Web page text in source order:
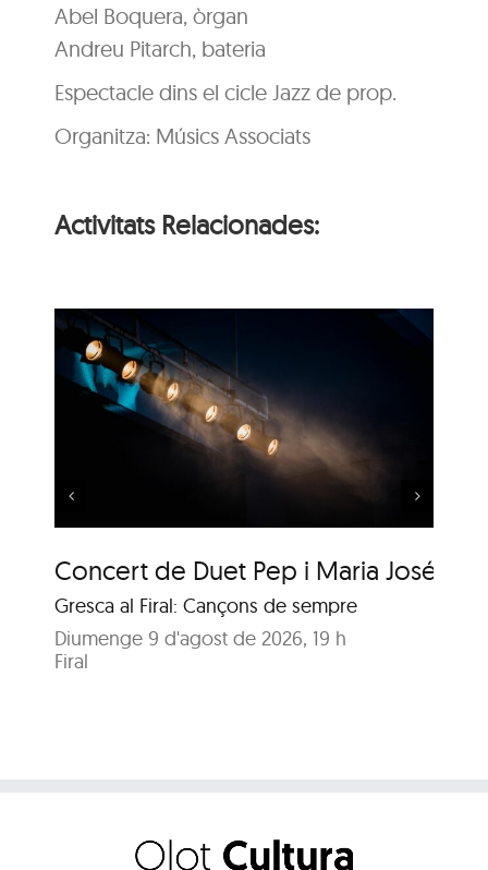
Abel Boquera, òrgan
Andreu Pitarch, bateria
Espectacle dins el cicle Jazz de prop.
Organitza: Músics Associats
Activitats Relacionades:
Concert de Duet Pep i Maria José
Gresca al Firal: Cançons de sempre
Diumenge 9 d'agost de 2026, 19 h
Firal
Música al Parc: Liza
Wuyts & Bech